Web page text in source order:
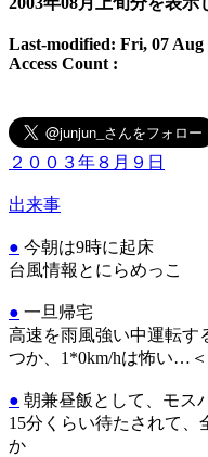
Last-modified: Fri, 07 Aug
Access Count :
２００３年８月９日
出来事
● 今朝は9時に起床
台風情報とにらめっこ
● 一旦帰宅
高速を雨風強い中運転す
つか、1*0km/hは怖い…
● 朝兼昼飯として、モス
15分くらい待たされて
か